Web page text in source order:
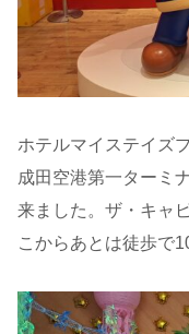
ホテルマイステイズ
成田空港第一ターミ
来ました。ザ・キャ
こからあとは徒歩で